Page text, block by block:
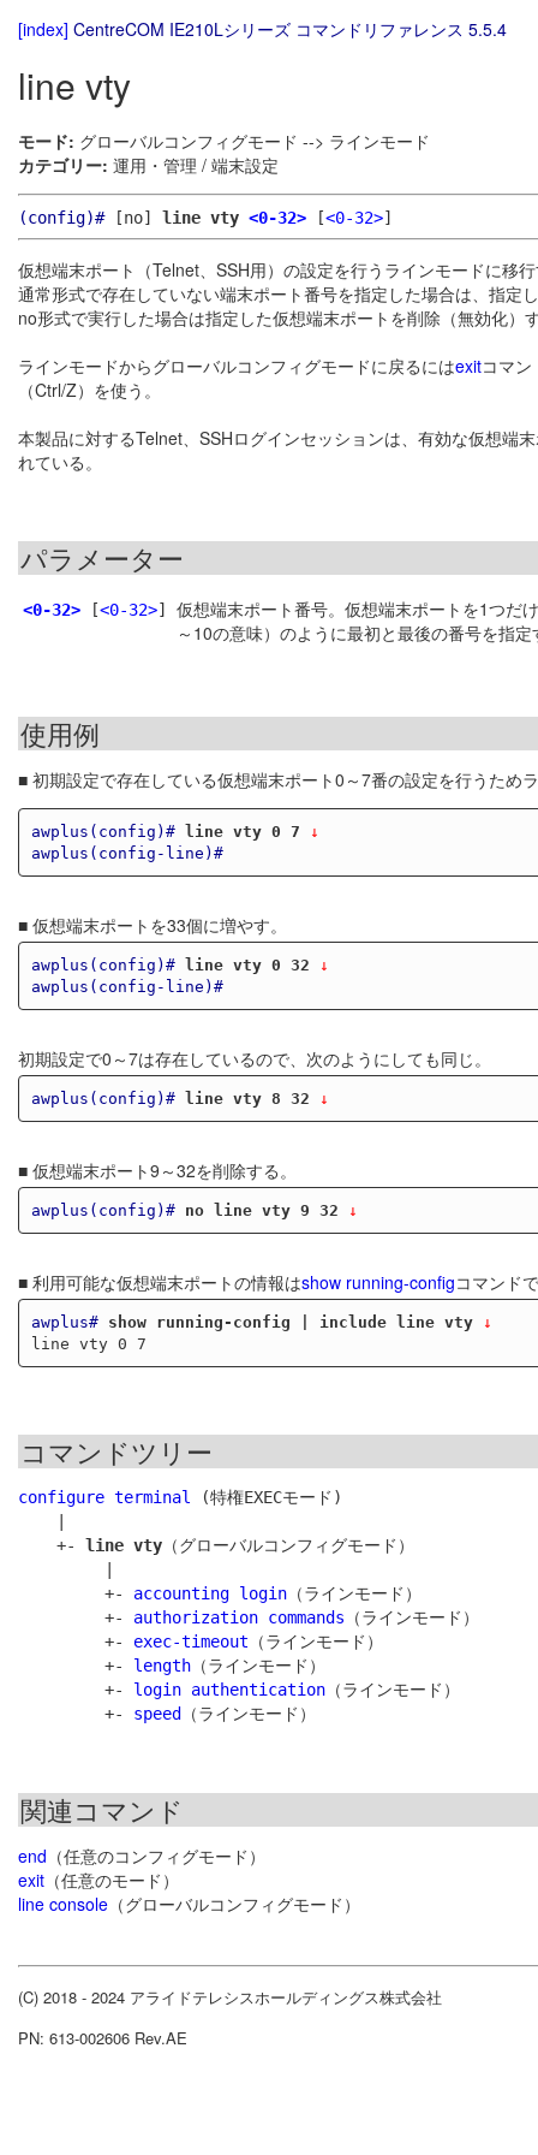
[index] CentreCOM IE210Lシリーズ コマンドリファレンス 5.5.4
line vty
モード: グローバルコンフィグモード --> ラインモード
カテゴリー: 運用・管理 / 端末設定
(config)#[no] line vty <0-32> [<0-32>]
仮想端末ポート（Telnet、SSH用）の設定を行うラインモードに移
通常形式で存在していない端末ポート番号を指定した場合は、指
no形式で実行した場合は指定した仮想端末ポートを削除（無効化
ラインモードからグローバルコンフィグモードに戻るにはexitコマ
（Ctrl/Z）を使う。
本製品に対するTelnet、SSHログインセッションは、有効な仮想端
れている。
パラメーター
<0-32> [<0-32>]
仮想端末ポート番号。仮想端末ポートを1つだ
～10の意味）のように最初と最後の番号を指定
使用例
■ 初期設定で存在している仮想端末ポート0～7番の設定を行うため
awplus(config)# line vty 0 7 ↓
awplus(config-line)#
■ 仮想端末ポートを33個に増やす。
awplus(config)# line vty 0 32 ↓
awplus(config-line)#
初期設定で0～7は存在しているので、次のようにしても同じ。
awplus(config)# line vty 8 32 ↓
■ 仮想端末ポート9～32を削除する。
awplus(config)# no line vty 9 32 ↓
■ 利用可能な仮想端末ポートの情報はshow running-configコマンド
awplus# show running-config | include line vty ↓
コマンドツリー
configure terminal
(特権EXECモード)
    +-
line vty （グローバルコンフィグモード）
         +-
accounting login （ラインモード）
         +-
authorization commands （ラインモード）
         +-
exec-timeout （ラインモード）
         +-
length （ラインモード）
         +-
login authentication （ラインモード）
         +-
speed
関連コマンド
end （任意のコンフィグモード）
exit （任意のモード）
line console （グローバルコンフィグモード）
(C) 2018 - 2024 アライドテレシスホールディングス株式会社
PN: 613-002606 Rev.AE